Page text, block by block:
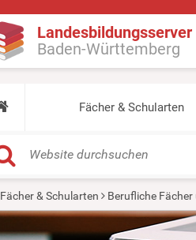
Landesbildungsserver
Baden-Württemberg
Fächer & Schularten
Fächer & Schularten Berufliche